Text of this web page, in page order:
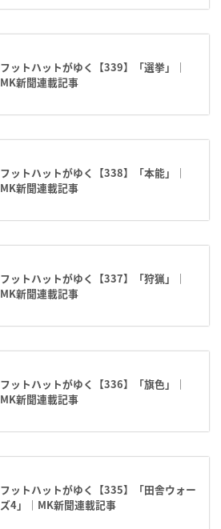
フットハットがゆく【339】「選挙」｜
MK新聞連載記事
フットハットがゆく【338】「本能」｜
MK新聞連載記事
フットハットがゆく【337】「狩猟」｜
MK新聞連載記事
フットハットがゆく【336】「旗色」｜
MK新聞連載記事
フットハットがゆく【335】「田舎ウォー
ズ4」｜MK新聞連載記事